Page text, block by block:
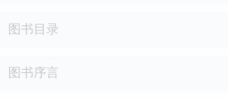
图书目录
图书序言